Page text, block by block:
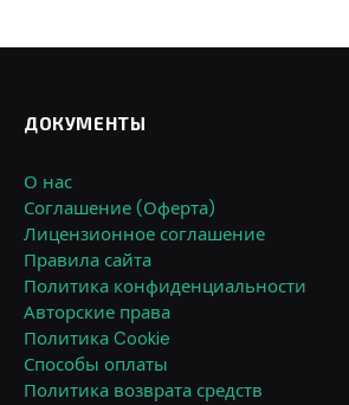
ДОКУМЕНТЫ
О нас
Соглашение (Оферта)
Лицензионное соглашение
Правила сайта
Политика конфиденциальности
Авторские права
Политика Cookie
Способы оплаты
Политика возврата средств